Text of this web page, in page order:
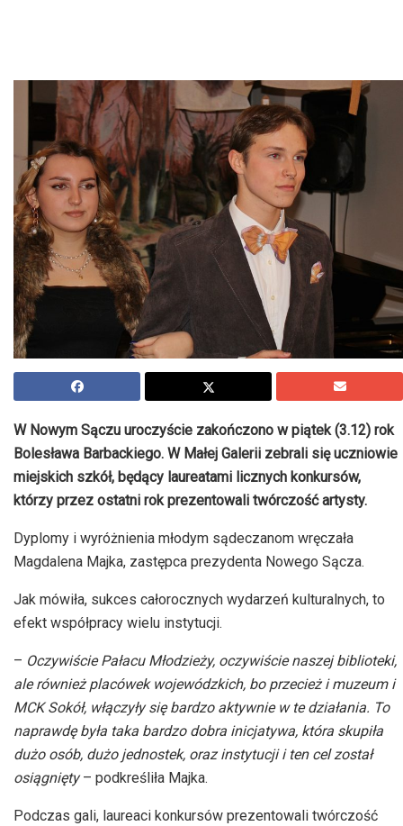
W Nowym Sączu uroczyście zakończono w piątek (3.12) rok
Bolesława Barbackiego. W Małej Galerii zebrali się uczniowie
miejskich szkół, będący laureatami licznych konkursów,
którzy przez ostatni rok prezentowali twórczość artysty.
Dyplomy i wyróżnienia młodym sądeczanom wręczała
Magdalena Majka, zastępca prezydenta Nowego Sącza.
Jak mówiła, sukces całorocznych wydarzeń kulturalnych, to
efekt współpracy wielu instytucji.
– Oczywiście Pałacu Młodzieży, oczywiście naszej biblioteki,
ale również placówek wojewódzkich, bo przecież i muzeum i
MCK Sokół, włączyły się bardzo aktywnie w te działania. To
naprawdę była taka bardzo dobra inicjatywa, która skupiła
dużo osób, dużo jednostek, oraz instytucji i ten cel został
osiągnięty– podkreśliła Majka.
Podczas gali, laureaci konkursów prezentowali twórczość